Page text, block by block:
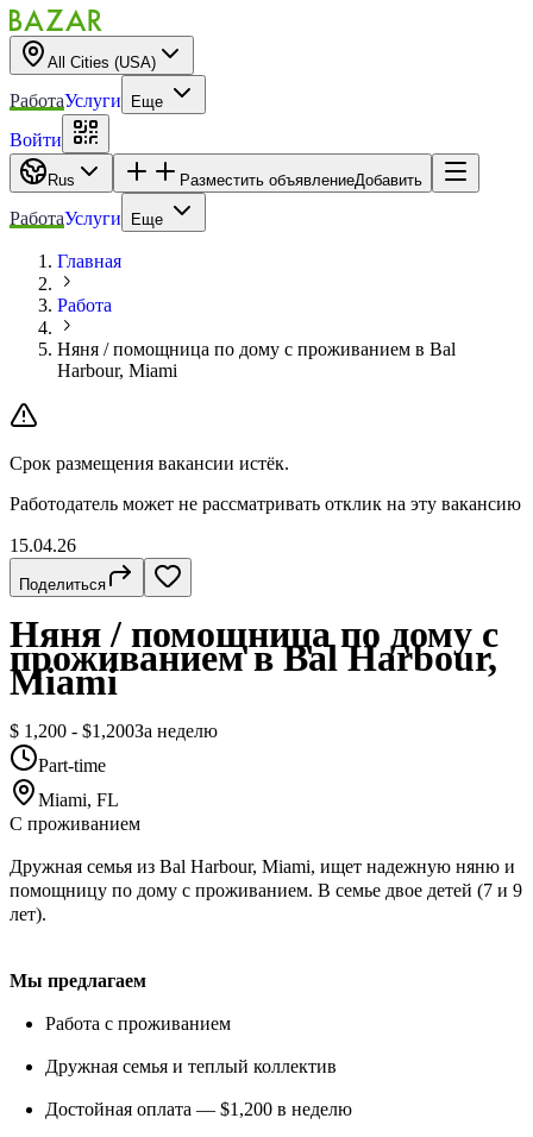
All Cities (USA)
РаботаУслуги Еще
Войти
Rus Разместить объявлениеДобавить
РаботаУслуги Еще
Главная
Работа
Няня / помощница по дому с проживанием в Bal
Harbour, Miami
Срок размещения вакансии истёк.
Работодатель может не рассматривать отклик на эту вакансию
15.04.26
Поделиться
Няня / помощница по дому с
проживанием в Bal Harbour,
Miami
$ 1,200 - $1,200За неделю
Part-time
Miami, FL
С проживанием
Дружная семья из Bal Harbour, Miami, ищет надежную няню и
помощницу по дому с проживанием. В семье двое детей (7 и 9
лет).
Мы предлагаем
Работа с проживанием
Дружная семья и теплый коллектив
Достойная оплата — $1,200 в неделю